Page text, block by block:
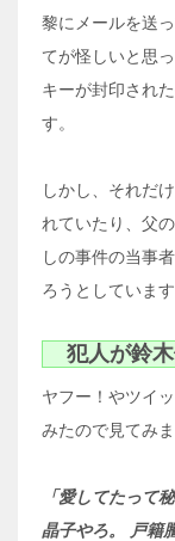
黎にメールを送
てが怪しいと思
キーが封印され
す。
しかし、それだ
れていたり、父
しの事件の当事
ろうとしています
犯人が鈴
ヤフー！やツイ
みたので見てみま
「愛してたって
晶子やろ。 戸籍